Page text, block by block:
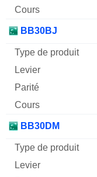
BB30BJ
BB30DM